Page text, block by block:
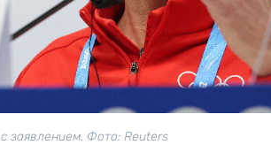
заявлением. Фото: Reuters